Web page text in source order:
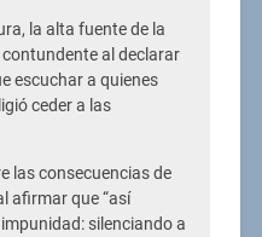
la alta fuente de la
al declarar
escuchar a quienes
ceder a las
las consecuencias de
afirmar que “así
silenciando a